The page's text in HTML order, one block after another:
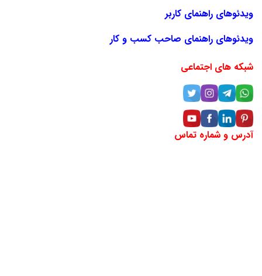
ویدئوهای راهنمای کاربر
ویدئوهای راهنمای صاحب کسب و کار
شبکه های اجتماعی
آدرس و شماره تماس